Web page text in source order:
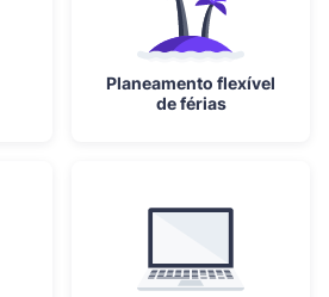
Planeamento flexível
de férias